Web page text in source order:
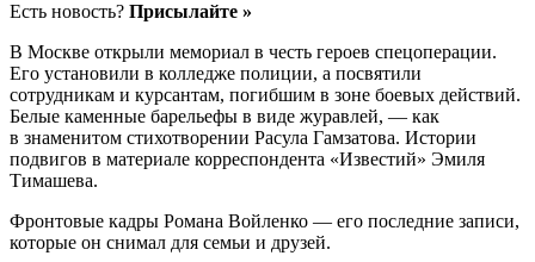
Есть новость? Присылайте »
В Москве открыли мемориал в честь героев спецоперации.
Его установили в колледже полиции, а посвятили
сотрудникам и курсантам, погибшим в зоне боевых действий.
Белые каменные барельефы в виде журавлей, — как
в знаменитом стихотворении Расула Гамзатова. Истории
подвигов в материале корреспондента «Известий» Эмиля
Тимашева.
Фронтовые кадры Романа Войленко — его последние записи,
которые он снимал для семьи и друзей.